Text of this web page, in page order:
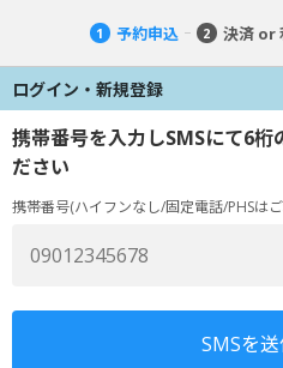
1 予約申込 2 決済 or
ログイン・新規登録
携帯番号を入力しSMSにて6桁
ださい
携帯番号(ハイフンなし/固定電話/PHSは